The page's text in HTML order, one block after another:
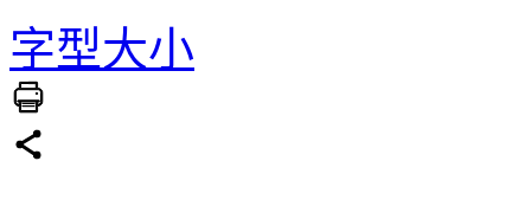
字型大小